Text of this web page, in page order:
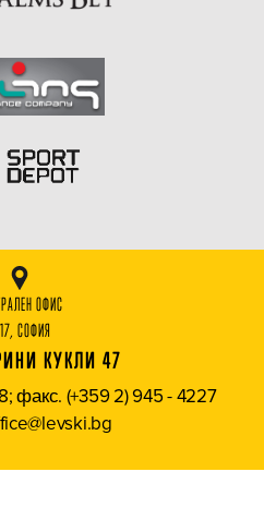
ОФИС
СОФИЯ
КУКЛИ 47
факс. (+359 2) 945 - 4227